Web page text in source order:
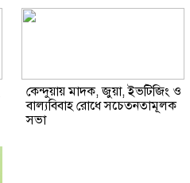
কেন্দুয়ায় মাদক, জুয়া, ইভটিজিং ও
বাল্যবিবাহ রোধে সচেতনতামূলক
সভা